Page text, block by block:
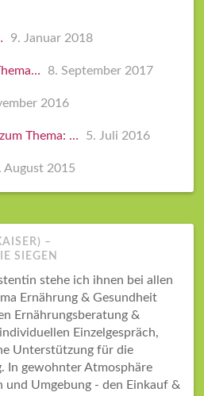
9. Januar 2018
8. September 2017
2016
Thema: … 5. Juli 2016
August 2015
–
SIEGEN
stehe ich ihnen bei allen
Ernährung & Gesundheit
Ernährungsberatung &
Einzelgespräch,
Unterstützung für die
In gewohnter Atmosphäre
Umgebung - den Einkauf &